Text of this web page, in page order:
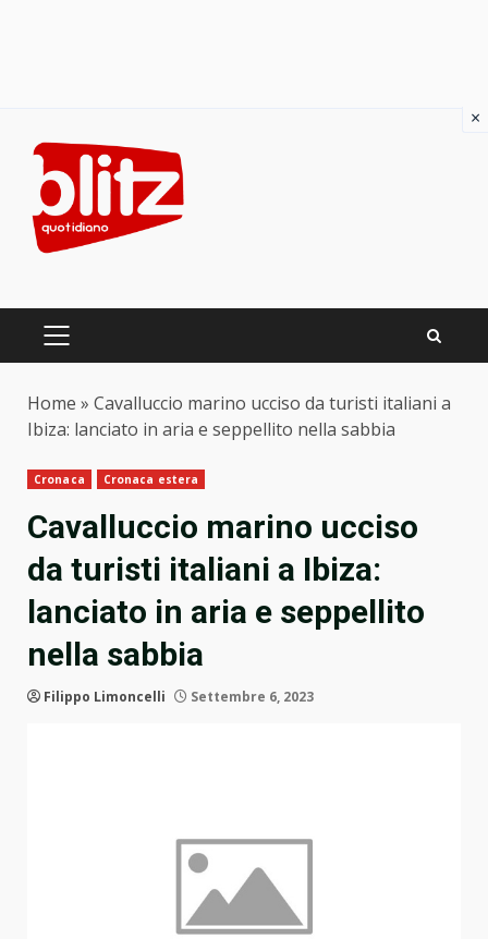
content
PRIMARY
Home » Cavalluccio marino ucciso da turisti italiani a
Ibiza: lanciato in aria e seppellito nella sabbia
Cronaca Cronaca estera
Cavalluccio marino ucciso
da turisti italiani a Ibiza:
lanciato in aria e seppellito
nella sabbia
Filippo Limoncelli Settembre 6, 2023
×